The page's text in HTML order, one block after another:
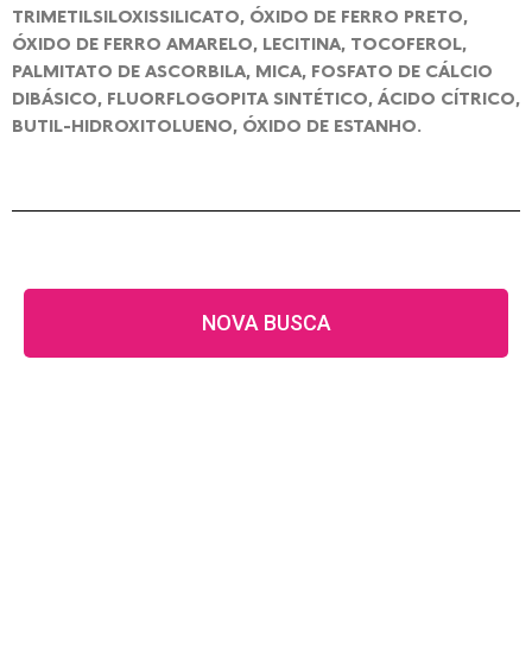
TRIMETILSILOXISSILICATO, ÓXIDO DE FERRO PRETO,
ÓXIDO DE FERRO AMARELO, LECITINA, TOCOFEROL,
PALMITATO DE ASCORBILA, MICA, FOSFATO DE CÁLCIO
DIBÁSICO, FLUORFLOGOPITA SINTÉTICO, ÁCIDO CÍTRICO,
BUTIL-HIDROXITOLUENO, ÓXIDO DE ESTANHO.
NOVA BUSCA